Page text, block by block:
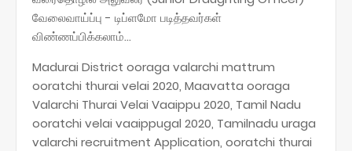
வேலைவாய்ப்பு - டிப்ளமோ படித்தவர்கள்
விண்ணப்பிக்கலாம்...
Madurai District ooraga valarchi mattrum
ooratchi thurai velai 2020, Maavatta ooraga
Valarchi Thurai Velai Vaaippu 2020, Tamil Nadu
ooratchi velai vaaippugal 2020, Tamilnadu uraga
valarchi recruitment Application, ooratchi thurai